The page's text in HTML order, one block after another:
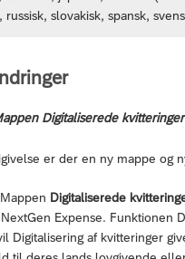
slovakisk, spansk,
Digitaliserede
er der en ny mappe og
Digitaliserede
Expense. Funktionen
Digitalisering af kvitteringer